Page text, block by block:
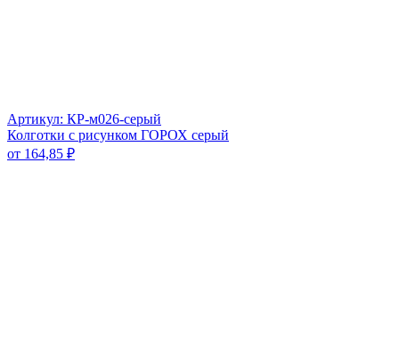
Артикул: КР-м026-серый
Колготки с рисунком ГОРОХ серый
от 164,85 ₽